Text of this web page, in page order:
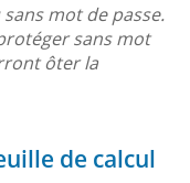
mot de passe.
sans mot
ôter la
de calcul